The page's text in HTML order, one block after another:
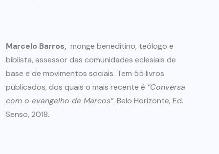
Marcelo Barros, monge beneditino, teólogo e
biblista, assessor das comunidades eclesiais de
base e de movimentos sociais. Tem 55 livros
publicados, dos quais o mais recente é “Conversa
com o evangelho de Marcos”. Belo Horizonte, Ed.
Senso, 2018.